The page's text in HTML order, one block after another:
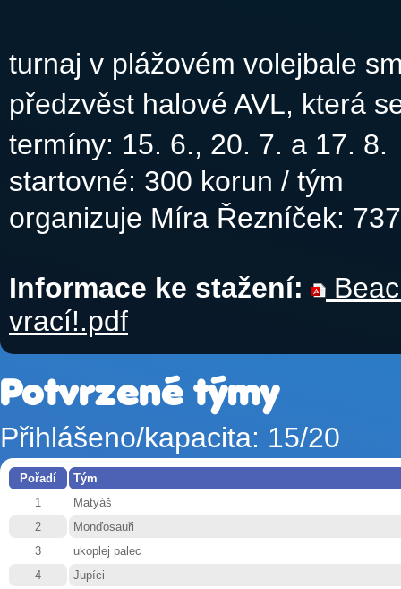
turnaj v plážovém volejbale
předzvěst halové AVL, která
termíny: 15. 6., 20. 7. a 17. 8.
startovné: 300 korun / tým
organizuje Míra Řezníček:
Informace ke stažení:
vrací!.pdf
Potvrzené týmy
Přihlášeno/kapacita: 15/20
Pořadí
Tým
1
Matyáš
2
Monďosauři
3
ukoplej palec
4
Jupíci